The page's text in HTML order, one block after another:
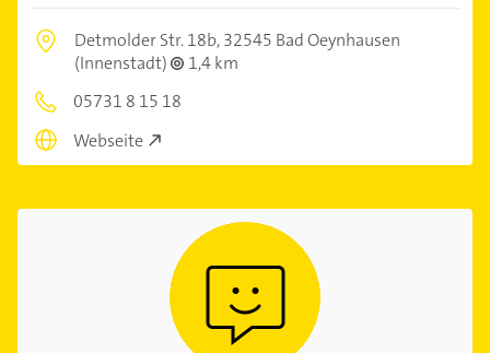
Detmolder Str. 18b,32545 Bad Oeynhausen
(Innenstadt)
1,4 km
05731 8 15 18
Webseite